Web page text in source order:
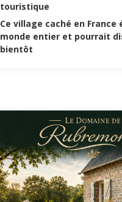
touristique
Ce village caché en France
monde entier et pourrait
bientôt